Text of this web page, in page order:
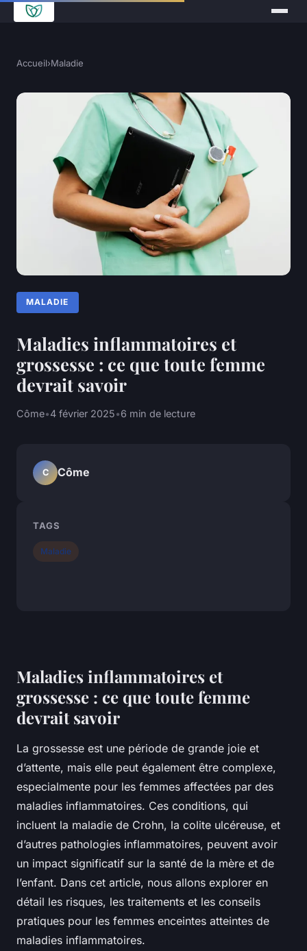
Accueil›Maladie
MALADIE
Maladies inflammatoires et
grossesse : ce que toute femme
devrait savoir
Côme•4 février 2025•6 min de lecture
Maladies inflammatoires et
grossesse : ce que toute femme
devrait savoir
La grossesse est une période de grande joie et
d’attente, mais elle peut également être complexe,
especialmente pour les femmes affectées par des
maladies inflammatoires. Ces conditions, qui
incluent la maladie de Crohn, la colite ulcéreuse, et
d’autres pathologies inflammatoires, peuvent avoir
un impact significatif sur la santé de la mère et de
l’enfant. Dans cet article, nous allons explorer en
détail les risques, les traitements et les conseils
pratiques pour les femmes enceintes atteintes de
maladies inflammatoires.
C Côme
TAGS
Maladie